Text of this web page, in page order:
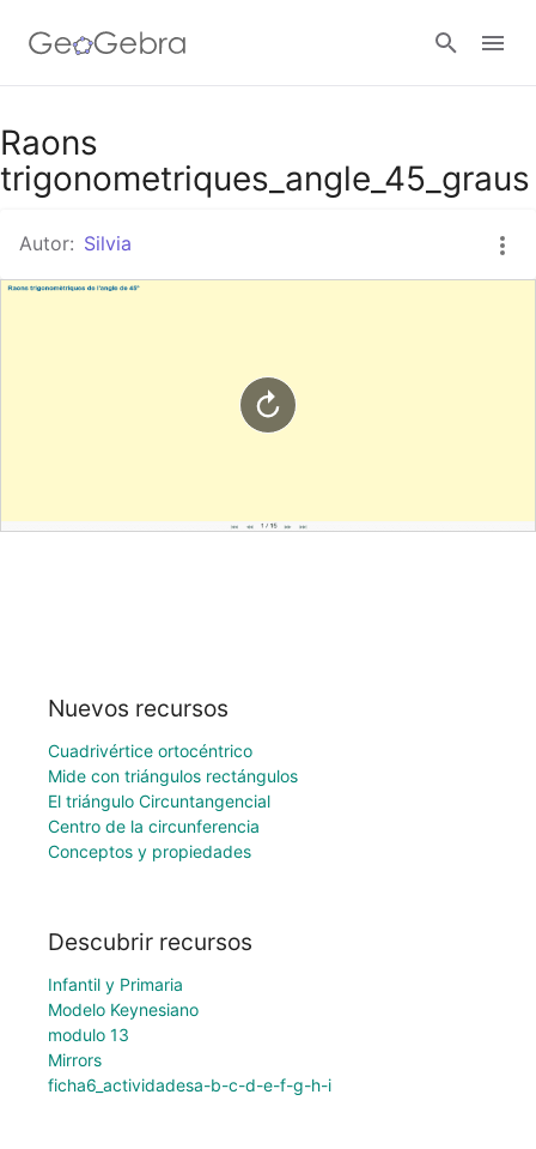
Raons
trigonometriques_angle_45_graus
Autor: Silvia
Nuevos recursos
Cuadrivértice ortocéntrico
Mide con triángulos rectángulos
El triángulo Circuntangencial
Centro de la circunferencia
Conceptos y propiedades
Descubrir recursos
Infantil y Primaria
Modelo Keynesiano
modulo 13
Mirrors
ficha6_actividadesa-b-c-d-e-f-g-h-i